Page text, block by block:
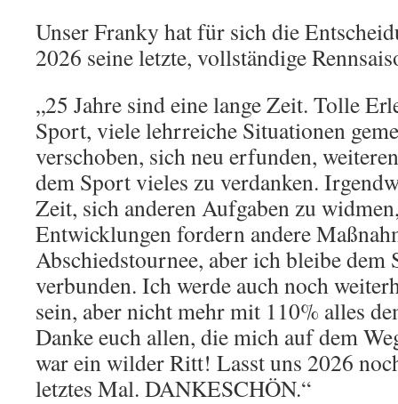
Unser Franky hat für sich die
2026 seine letzte, vollständige
„25 Jahre sind eine lange Zeit. Tolle
Sport, viele lehrreiche Situationen
verschoben, sich neu erfunden,
dem Sport vieles zu verdanken.
Zeit, sich anderen Aufgaben zu
Entwicklungen fordern andere
Abschiedstournee, aber ich bleibe dem
verbunden. Ich werde auch noch
sein, aber nicht mehr mit 110% alles
Danke euch allen, die mich auf dem
war ein wilder Ritt! Lasst uns 2026
letztes Mal. DANKESCHÖN.“